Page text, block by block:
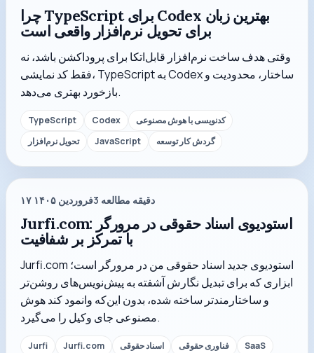
چرا TypeScript برای Codex بهترین زبان
برای تحویل نرم‌افزار واقعی است
وقتی هدف ساخت نرم‌افزار قابل‌اتکا برای پروداکشن باشد، نه
فقط کد نمایشی، TypeScript به Codex ساختار، محدودیت و
بازخورد بهتری می‌دهد.
TypeScript Codex
کدنویسی با هوش مصنوعی
تحویل نرم‌افزار
JavaScript گردش کار توسعه
۱۷ فروردین ۱۴۰۵3 دقیقه مطالعه
Jurfi.com: استودیوی اسناد حقوقی در مرورگر
با تمرکز بر شفافیت
Jurfi.com استودیوی جدید اسناد حقوقی من در مرورگر است؛
ابزاری که برای تبدیل نگارش آشفته به پیش‌نویس‌های روشن‌تر
و ساختارمندتر ساخته شده، بدون این‌که وانمود کند هوش
مصنوعی جای وکیل را می‌گیرد.
Jurfi Jurfi.com اسناد حقوقی فناوری حقوقی
SaaS